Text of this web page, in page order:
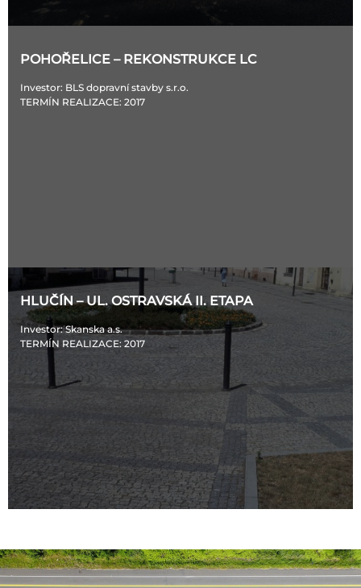
POHOŘELICE – REKONSTRUKCE LC
Investor: BLS dopravní stavby s.r.o.
TERMÍN REALIZACE: 2017
HLUČÍN – UL. OSTRAVSKÁ II. ETAPA
Investor: Skanska a.s.
TERMÍN REALIZACE: 2017